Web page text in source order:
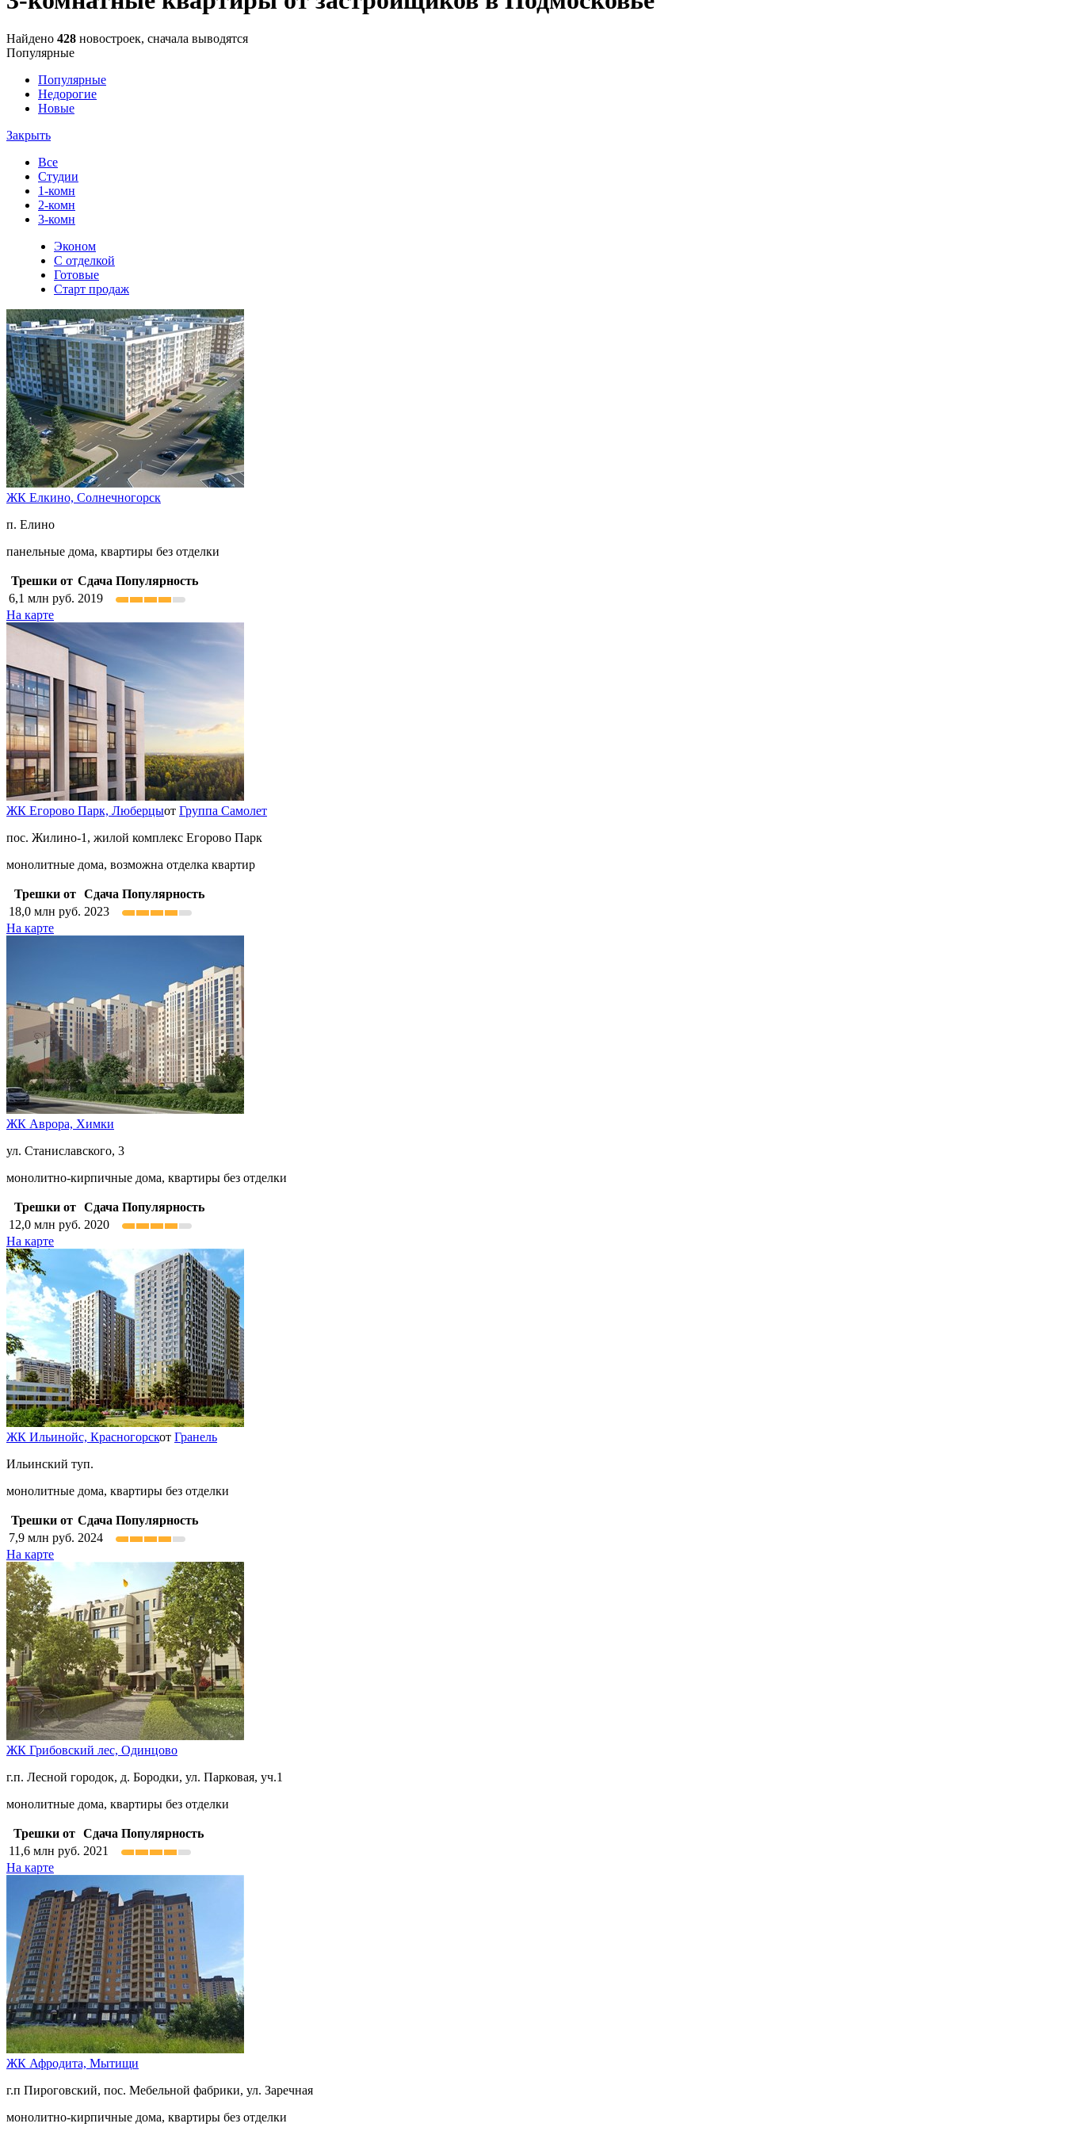
Найдено 428 новостроек, сначала выводятся
Популярные
Популярные
Недорогие
Новые
Закрыть
Все
Студии
1-комн
2-комн
3-комн
Эконом
С отделкой
Готовые
Старт продаж
ЖК Елкино, Солнечногорск
п. Елино
панельные дома, квартиры без отделки
Трешки от Сдача Популярность
6,1 млн руб. 2019
На карте
ЖК Егорово Парк, Люберцыот Группа Самолет
пос. Жилино-1, жилой комплекс Егорово Парк
монолитные дома, возможна отделка квартир
Трешки от Сдача Популярность
18,0 млн руб. 2023
На карте
ЖК Аврора, Химки
ул. Станиславского, 3
монолитно-кирпичные дома, квартиры без отделки
Трешки от Сдача Популярность
12,0 млн руб. 2020
На карте
ЖК Ильинойс, Красногорскот Гранель
Ильинский туп.
монолитные дома, квартиры без отделки
Трешки от Сдача Популярность
7,9 млн руб. 2024
На карте
ЖК Грибовский лес, Одинцово
г.п. Лесной городок, д. Бородки, ул. Парковая, уч.1
монолитные дома, квартиры без отделки
Трешки от Сдача Популярность
11,6 млн руб. 2021
На карте
ЖК Афродита, Мытищи
г.п Пироговский, пос. Мебельной фабрики, ул. Заречная
монолитно-кирпичные дома, квартиры без отделки